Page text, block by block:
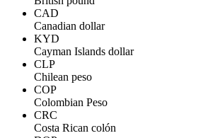
CAD
Canadian dollar
KYD
Cayman Islands dollar
CLP
Chilean peso
COP
Colombian Peso
CRC
Costa Rican colón